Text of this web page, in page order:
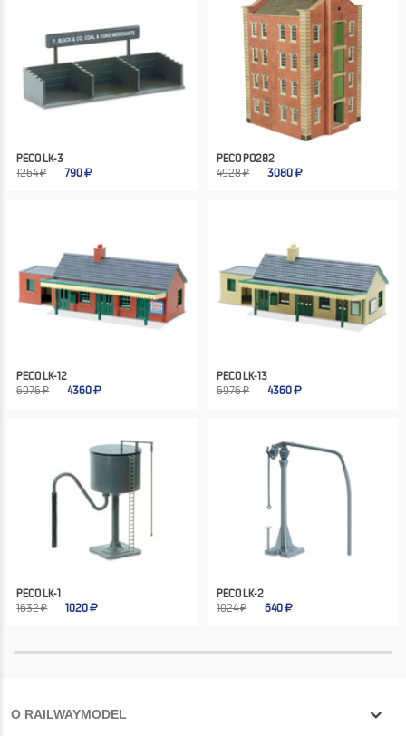
PECO LK-3
1264 ₽
790
PECO PO282
4928 ₽
3080
PECO LK-12
6976 ₽
4360
PECO LK-13
6976 ₽
4360
PECO LK-1
1632 ₽
1020
PECO LK-2
1024 ₽
640
О RAILWAYMODEL